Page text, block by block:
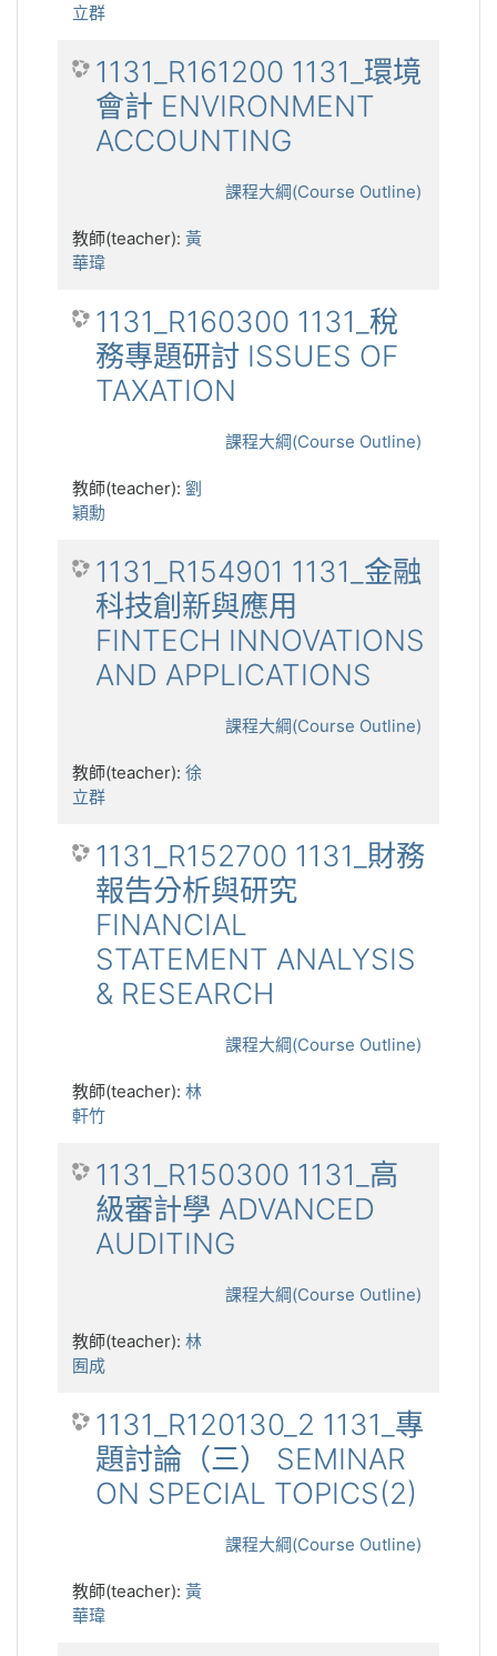
立群
1131_R161200 1131_環境
會計 ENVIRONMENT
ACCOUNTING
課程大綱(Course Outline)
教師(teacher): 黃
華瑋
1131_R160300 1131_稅
務專題研討 ISSUES OF
TAXATION
課程大綱(Course Outline)
教師(teacher): 劉
穎勳
1131_R154901 1131_金融
科技創新與應用
FINTECH INNOVATIONS
AND APPLICATIONS
課程大綱(Course Outline)
教師(teacher): 徐
立群
1131_R152700 1131_財務
報告分析與研究
FINANCIAL
STATEMENT ANALYSIS
& RESEARCH
課程大綱(Course Outline)
教師(teacher): 林
軒竹
1131_R150300 1131_高
級審計學 ADVANCED
AUDITING
課程大綱(Course Outline)
教師(teacher): 林
囿成
1131_R120130_2 1131_專
題討論（三） SEMINAR
ON SPECIAL TOPICS(2)
課程大綱(Course Outline)
教師(teacher): 黃
華瑋